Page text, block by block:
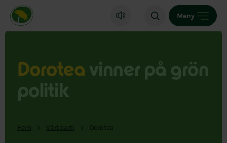
Miljöpartiet de gröna, startsida
Meny
Dorotea vinner på grön
politik
Hem Vårt parti Dorotea